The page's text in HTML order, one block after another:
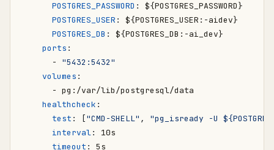
POSTGRES_PASSWORD :
${POSTGRES_PASSWORD}
POSTGRES_USER :
${POSTGRES_USER:-aidev}
POSTGRES_DB :
${POSTGRES_DB:-ai_dev}
ports :
- "5432:5432"
volumes :
- pg:/var/lib/postgresql/data
healthcheck :
test : ["CMD-SHELL" ,
"pg_isready -U
interval:
10s
timeout :
5s